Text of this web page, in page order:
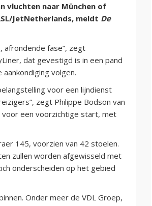
vluchten naar München of
JetNetherlands, meldt De
afrondende fase”, zegt
dat gevestigd is in een pand
volgen.
voor een lijndienst
zegt Philippe Bodson van
voor een voorzichtige start, met
145, voorzien van 42 stoelen.
zullen worden afgewisseld met
onderscheiden op het gebied
Onder meer de VDL Groep,